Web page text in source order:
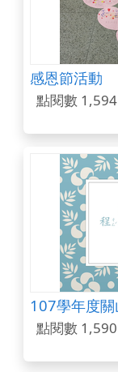
感恩節活動
點閱數 1,594
點閱數 1,590